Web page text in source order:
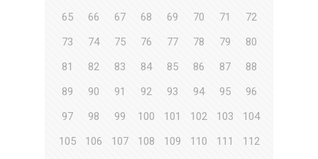
65
66 67 68 69 70 71
72
73
74 75 76 77 78 79
80
81
82 83 84 85 86 87
88
89
90 91 92 93 94 95
96
97
98 99 100 101 102 103
104
105
106 107 108 109 110 111
112